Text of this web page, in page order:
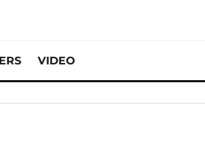
VIDEO